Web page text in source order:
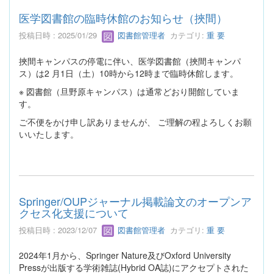
医学図書館の臨時休館のお知らせ（挾間）
投稿日時 : 2025/01/29 図書館管理者 カテゴリ: 重 要
挾間キャンパスの停電に伴い、医学図書館（挾間キャンパ
ス）は2 月1日（土）10時から12時まで臨時休館します。
※ 図書館（旦野原キャンパス）は通常どおり開館していま
す。
ご不便をかけ申し訳ありませんが、 ご理解の程よろしくお願
いいたします。
Springer/OUPジャーナル掲載論文のオープンア
クセス化支援について
投稿日時 : 2023/12/07 図書館管理者 カテゴリ: 重 要
2024年1月から、Springer Nature及びOxford University
Pressが出版する学術雑誌(Hybrid OA誌)にアクセプトされた